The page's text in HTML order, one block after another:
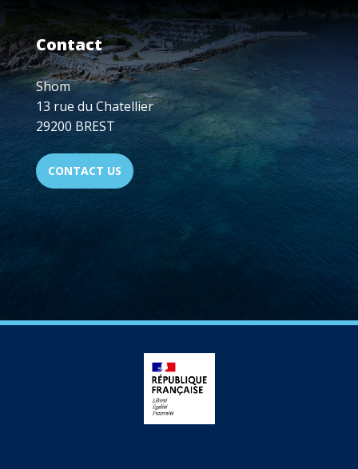
Contact
Shom
13 rue du Chatellier
29200 BREST
CONTACT US